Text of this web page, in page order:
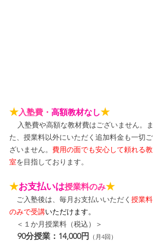
★入塾費・ 高額教材なし★
入塾費や高額な教材費はございません。ま
た、授業料以外にいただく追加料金も一切ご
ざいません。 費用の面でも安心して頼れる教
室を目指しております。
★お支払いは授業料のみ★
ご入塾後は、毎月お支払いいただく 授業料
のみで受講いただけます。
＜１か月授業料（税込）＞
90分授業：14,000円 （月4回）